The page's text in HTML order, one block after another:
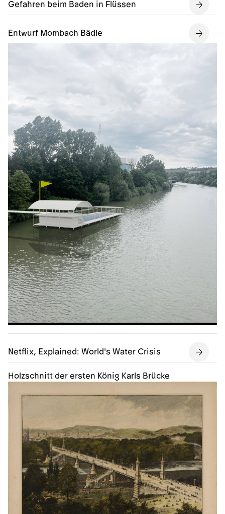
Gefahren beim Baden in Flüssen
Entwurf Mombach Bädle
Netflix, Explained: World's Water Crisis
Holzschnitt der ersten König Karls Brücke